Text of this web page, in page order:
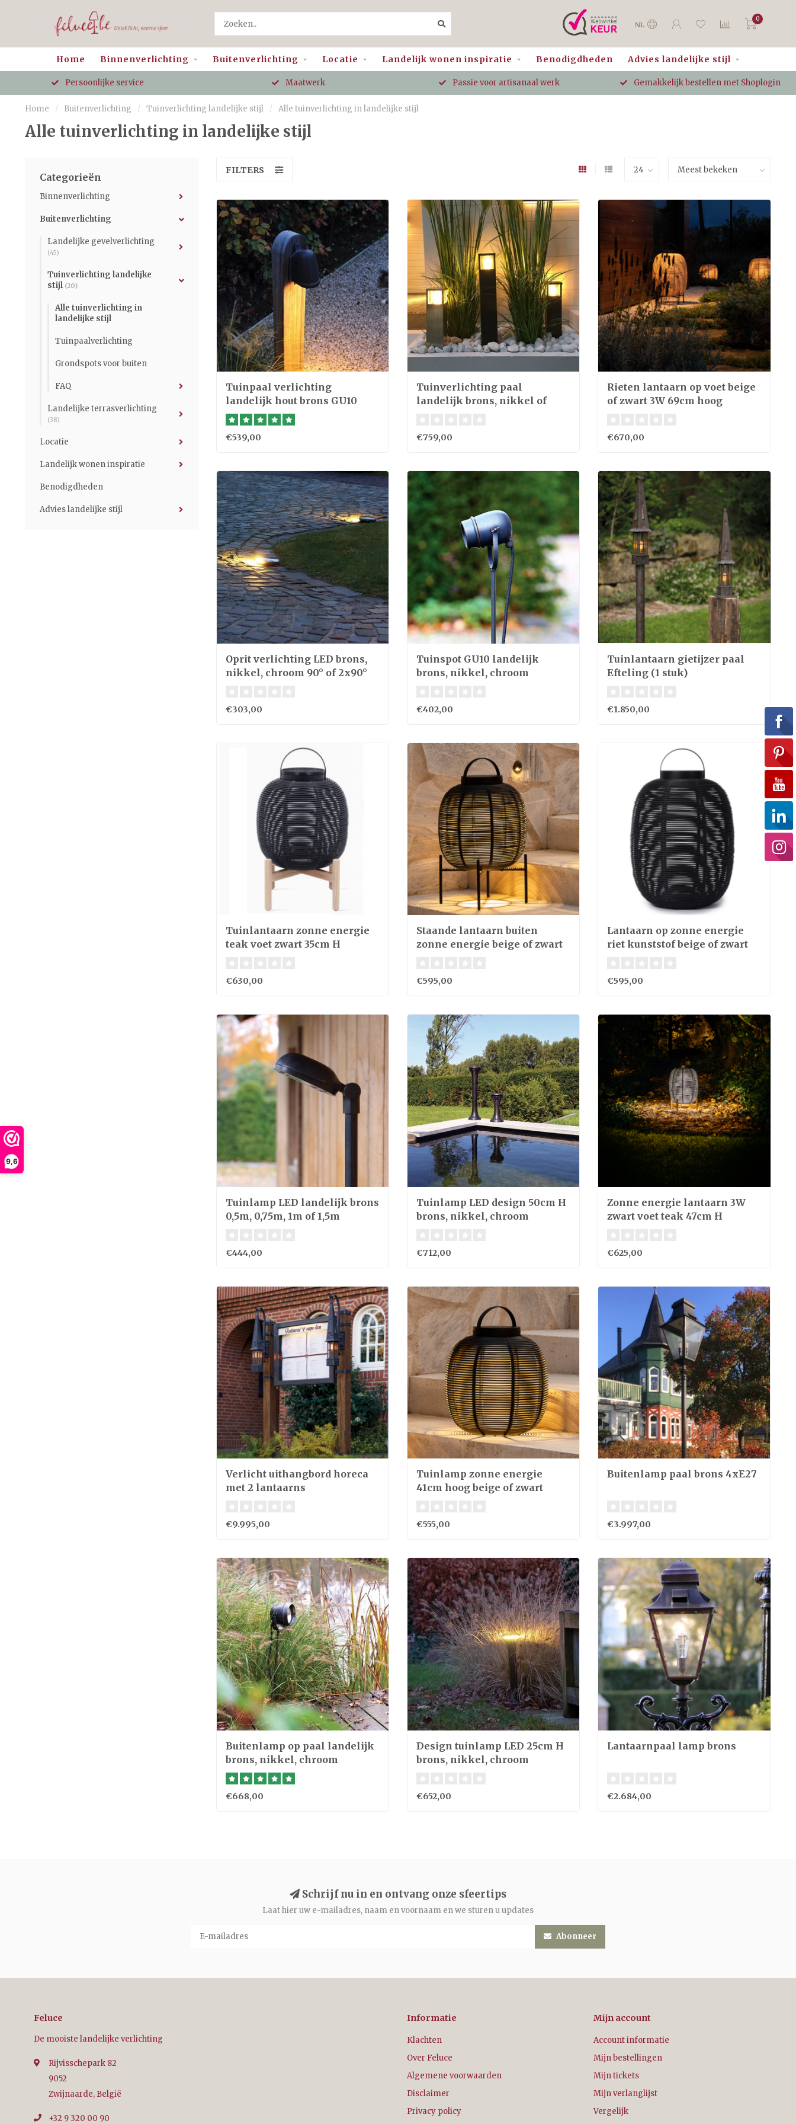
9,6
NL
0
Home Binnenverlichting Buitenverlichting Locatie Landelijk wonen inspiratie Benodigdheden Advies landelijke stijl
Persoonlijke service Maatwerk Passie voor artisanaal werk Gemakkelijk bestellen met Shoplogin
Home / Buitenverlichting / Tuinverlichting landelijke stijl / Alle tuinverlichting in landelijke stijl
Alle tuinverlichting in landelijke stijl
Categorieën
Binnenverlichting
Buitenverlichting
Landelijke gevelverlichting
(45)
Tuinverlichting landelijke
stijl (20)
Alle tuinverlichting in
landelijke stijl
Tuinpaalverlichting
Grondspots voor buiten
FAQ
Landelijke terrasverlichting
(38)
Locatie
Landelijk wonen inspiratie
Benodigdheden
Advies landelijke stijl
FILTERS
Tuinpaal verlichting
landelijk hout brons GU10
€539,00
Tuinverlichting paal
landelijk brons, nikkel of
€759,00
Rieten lantaarn op voet beige
of zwart 3W 69cm hoog
€670,00
Oprit verlichting LED brons,
nikkel, chroom 90° of 2x90°
€303,00
Tuinspot GU10 landelijk
brons, nikkel, chroom
€402,00
Tuinlantaarn gietijzer paal
Efteling (1 stuk)
€1.850,00
Tuinlantaarn zonne energie
teak voet zwart 35cm H
€630,00
Staande lantaarn buiten
zonne energie beige of zwart
€595,00
Lantaarn op zonne energie
riet kunststof beige of zwart
€595,00
Tuinlamp LED landelijk brons
0,5m, 0,75m, 1m of 1,5m
€444,00
Tuinlamp LED design 50cm H
brons, nikkel, chroom
€712,00
Zonne energie lantaarn 3W
zwart voet teak 47cm H
€625,00
Verlicht uithangbord horeca
met 2 lantaarns
€9.995,00
Tuinlamp zonne energie
41cm hoog beige of zwart
€555,00
Buitenlamp paal brons 4xE27
€3.997,00
Buitenlamp op paal landelijk
brons, nikkel, chroom
€668,00
Design tuinlamp LED 25cm H
brons, nikkel, chroom
€652,00
Lantaarnpaal lamp brons
€2.684,00
Schrijf nu in en ontvang onze sfeertips
Laat hier uw e-mailadres, naam en voornaam en we sturen u updates
Abonneer
Feluce
De mooiste landelijke verlichting
Rijvisschepark 82
9052
Zwijnaarde, België
+32 9 320 00 90
Informatie
Klachten
Over Feluce
Algemene voorwaarden
Disclaimer
Privacy policy
Mijn account
Account informatie
Mijn bestellingen
Mijn tickets
Mijn verlanglijst
Vergelijk